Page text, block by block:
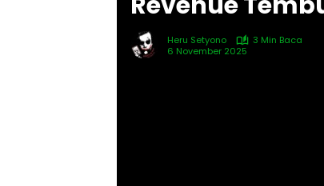
Heru Setyono
3 Min Baca
6 November 2025